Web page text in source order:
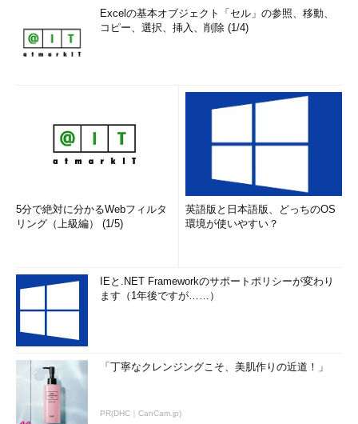
スポーツ」の仲間入りを果たす。特に1992年（バルセロナ五輪）
のドリームチーム以降は、世界的にも注目を集める存在へと変身
を遂げることになる。
ちなみに、デビッド・スターンがコミッショナーに就任する前
の1983年には、NBA全体の収入はわずか1億1800万ドル（それに
対し、現在の年間収入は約55億ドル）で、チームも安いところだ
と1500万～2000万ドル程度で買えたという。ちなみに、昨年ラ
ナディブらのオーナーグループがキングズを獲得した際には、過
去最高額となる5億3400万ドルを支払っていた。
また、当時は有名なコカイン中毒のスター選手が何人もいた
ものではなかった。さらに、選手やファンの大半が黒人だったせ
いで、スポンサーになる大手企業もなかった。
「NBA 1.0」だとすると、スターン時代の30年間はちょうど
「NBA 2.0」ということになろう。
アダム・シルバー（Adam Silver）次期コミッショナーの下
で、「3.0」時代のNBAは本格的なグローバル展開を進め、サッ
Excelの基本オブジェクト「セル」の参照、移動、
コピー、選択、挿入、削除 (1/4)
5分で絶対に分かるWebフィルタ
リング（上級編） (1/5)
英語版と日本語版、どっちのOS
環境が使いやすい？
IEと.NET Frameworkのサポートポリシーが変わり
ます（1年後ですが……）
「丁寧なクレンジングこそ、美肌作りの近道！」
PR(DHC｜CanCam.jp)